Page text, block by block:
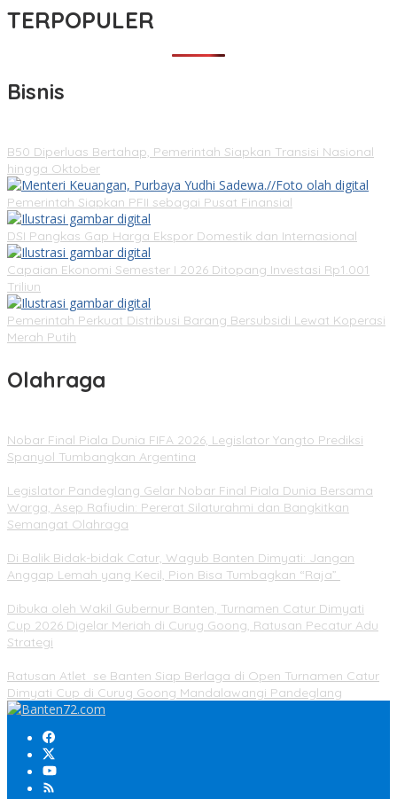
TERPOPULER
Bisnis
B50 Diperluas Bertahap, Pemerintah Siapkan Transisi Nasional
hingga Oktober
Pemerintah Siapkan PFII sebagai Pusat Finansial
DSI Pangkas Gap Harga Ekspor Domestik dan Internasional
Capaian Ekonomi Semester I 2026 Ditopang Investasi Rp1.001
Triliun
Pemerintah Perkuat Distribusi Barang Bersubsidi Lewat Koperasi
Merah Putih
Olahraga
Nobar Final Piala Dunia FIFA 2026, Legislator Yangto Prediksi
Spanyol Tumbangkan Argentina
Legislator Pandeglang Gelar Nobar Final Piala Dunia Bersama
Warga, Asep Rafiudin: Pererat Silaturahmi dan Bangkitkan
Semangat Olahraga
Di Balik Bidak-bidak Catur, Wagub Banten Dimyati: Jangan
Anggap Lemah yang Kecil, Pion Bisa Tumbagkan “Raja”
Dibuka oleh Wakil Gubernur Banten, Turnamen Catur Dimyati
Cup 2026 Digelar Meriah di Curug Goong, Ratusan Pecatur Adu
Strategi
Ratusan Atlet se Banten Siap Berlaga di Open Turnamen Catur
Dimyati Cup di Curug Goong Mandalawangi Pandeglang